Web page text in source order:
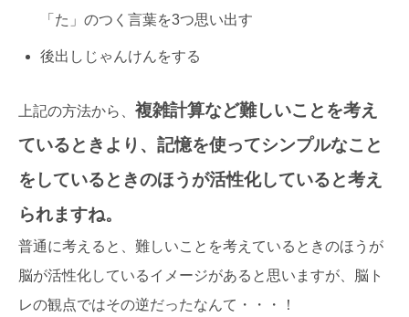
「た」のつく言葉を3つ思い出す
後出しじゃんけんをする
上記の方法から、 複雑計算など難しいことを考え
ているときより、記憶を使ってシンプルなこと
をしているときのほうが活性化していると考え
られますね。
普通に考えると、難しいことを考えているときのほうが
脳が活性化しているイメージがあると思いますが、脳ト
レの観点ではその逆だったなんて・・・！